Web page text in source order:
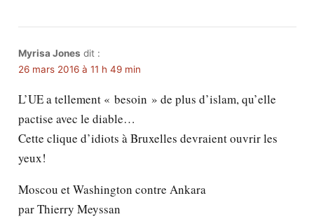
Myrisa Jones dit :
26 mars 2016 à 11 h 49 min
L’UE a tellement « besoin » de plus d’islam, qu’elle
pactise avec le diable…
Cette clique d’idiots à Bruxelles devraient ouvrir les
yeux!
Moscou et Washington contre Ankara
par Thierry Meyssan